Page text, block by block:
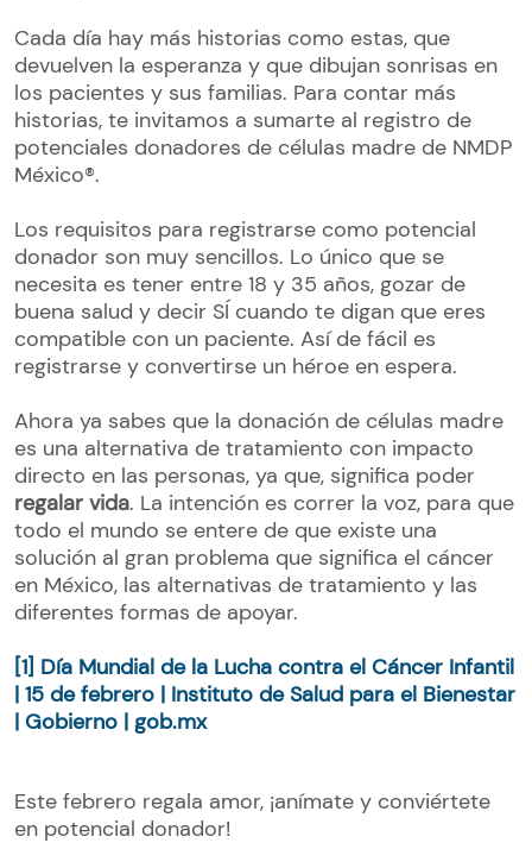
Cada día hay más historias como estas, que
devuelven la esperanza y que dibujan sonrisas en
los pacientes y sus familias. Para contar más
historias, te invitamos a sumarte al registro de
potenciales donadores de células madre de NMDP
México®.
Los requisitos para registrarse como potencial
donador son muy sencillos. Lo único que se
necesita es tener entre 18 y 35 años, gozar de
buena salud y decir SÍ cuando te digan que eres
compatible con un paciente. Así de fácil es
registrarse y convertirse un héroe en espera.
Ahora ya sabes que la donación de células madre
es una alternativa de tratamiento con impacto
directo en las personas, ya que, significa poder
regalar vida. La intención es correr la voz, para que
todo el mundo se entere de que existe una
solución al gran problema que significa el cáncer
en México, las alternativas de tratamiento y las
diferentes formas de apoyar.
[1] Día Mundial de la Lucha contra el Cáncer Infantil
| 15 de febrero | Instituto de Salud para el Bienestar
| Gobierno | gob.mx
Este febrero regala amor, ¡anímate y conviértete
en potencial donador!